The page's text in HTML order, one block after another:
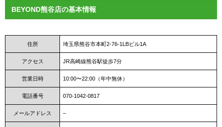
BEYOND熊谷店の基本情報
住所 埼玉県熊谷市本町2-76-1LBビル1A
アクセス JR高崎線熊谷駅徒歩7分
営業日時 10:00〜22:00（年中無休）
電話番号 070-1042-0817
メールアドレス –